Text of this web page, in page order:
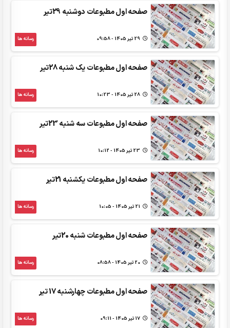
صفحه اول مطبوعات دوشنبه 29تیر
رسانه ها
صفحه اول مطبوعات یک شنبه 28تیر
رسانه ها
صفحه اول مطبوعات سه شنبه 23تیر
رسانه ها
صفحه اول مطبوعات یکشنبه 21تیر
رسانه ها
صفحه اول مطبوعات شنبه 20تیر
رسانه ها
صفحه اول مطبوعات چهارشنبه 17 تیر
رسانه ها